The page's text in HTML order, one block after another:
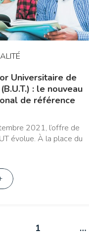
Universitaire de
: le nouveau
de référence
2021, l’offre de
évolue. À la place du
1 …